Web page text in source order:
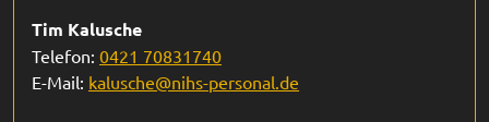
Tim Kalusche
Telefon: 0421 70831740
E-Mail: kalusche@nihs-personal.de